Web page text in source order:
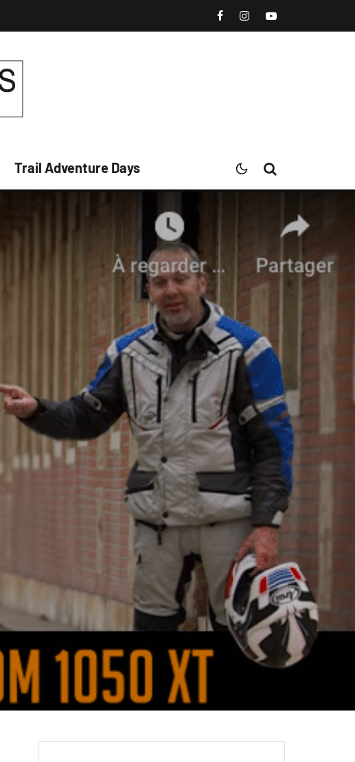
Trail Adventure Days